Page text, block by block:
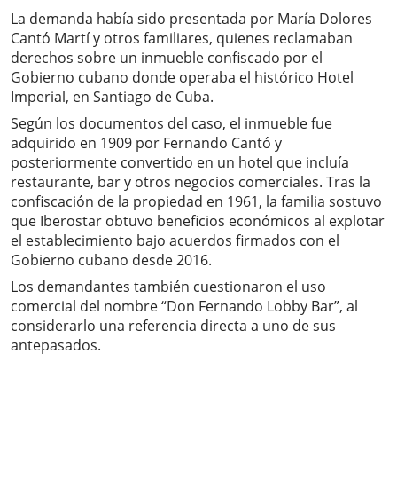
La demanda había sido presentada por María Dolores
Cantó Martí y otros familiares, quienes reclamaban
derechos sobre un inmueble confiscado por el
Gobierno cubano donde operaba el histórico Hotel
Imperial, en Santiago de Cuba.
Según los documentos del caso, el inmueble fue
adquirido en 1909 por Fernando Cantó y
posteriormente convertido en un hotel que incluía
restaurante, bar y otros negocios comerciales. Tras la
confiscación de la propiedad en 1961, la familia sostuvo
que Iberostar obtuvo beneficios económicos al explotar
el establecimiento bajo acuerdos firmados con el
Gobierno cubano desde 2016.
Los demandantes también cuestionaron el uso
comercial del nombre “Don Fernando Lobby Bar”, al
considerarlo una referencia directa a uno de sus
antepasados.